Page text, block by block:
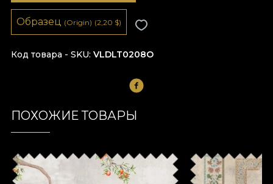
Код товара - SKU VLDLT0208O
Образец (Origin) (2,20 $)
ПОХОЖИЕ ТОВАРЫ